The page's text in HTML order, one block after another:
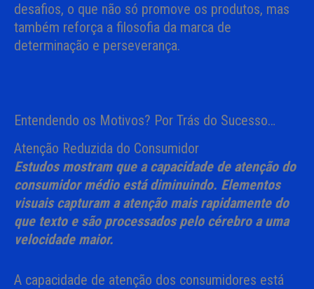
desafios, o que não só promove os produtos, mas
também reforça a filosofia da marca de
determinação e perseverança.
Entendendo os Motivos? Por Trás do Sucesso…
Atenção Reduzida do Consumidor
Estudos mostram que a capacidade de atenção do
consumidor médio está diminuindo. Elementos
visuais capturam a atenção mais rapidamente do
que texto e são processados pelo cérebro a uma
velocidade maior.
A capacidade de atenção dos consumidores está